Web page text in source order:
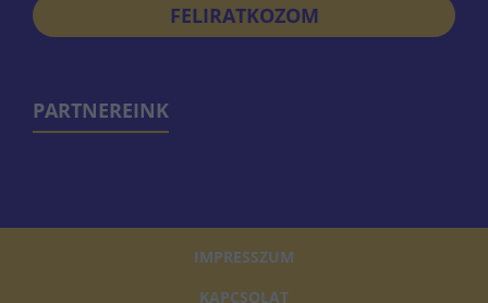
FELIRATKOZOM
PARTNEREINK
IMPRESSZUM
KAPCSOLAT